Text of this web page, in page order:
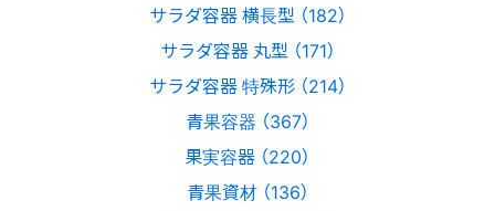
サラダ容器 横長型 （182）
サラダ容器 丸型 （171）
サラダ容器 特殊形 （214）
青果容器 （367）
果実容器 （220）
青果資材 （136）